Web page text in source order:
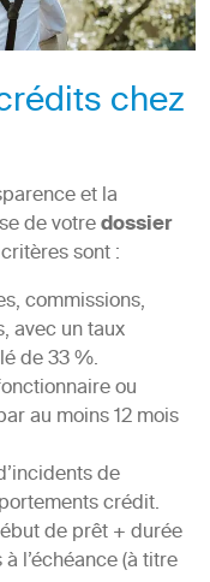
chez
et la
de votredossier
sont :
commissions,
avec un taux
de 33 %.
ou
au moins 12 mois
de
crédit.
de prêt + durée
l’échéance (à titre